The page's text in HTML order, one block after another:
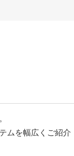
ムを幅広くご紹介